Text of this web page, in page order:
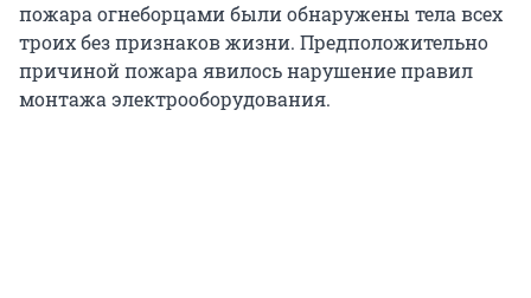
пожара огнеборцами были обнаружены тела всех
троих без признаков жизни. Предположительно
причиной пожара явилось нарушение правил
монтажа электрооборудования.